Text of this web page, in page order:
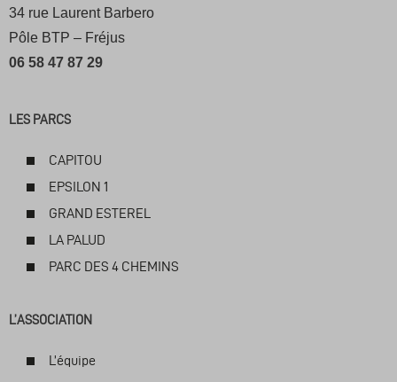
34 rue Laurent Barbero
Pôle BTP – Fréjus
06 58 47 87 29
LES PARCS
CAPITOU
EPSILON 1
GRAND ESTEREL
LA PALUD
PARC DES 4 CHEMINS
L’ASSOCIATION
L’équipe